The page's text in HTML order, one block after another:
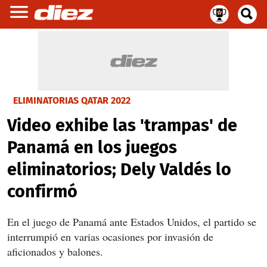
ELIMINATORIAS QATAR 2022
Video exhibe las 'trampas' de
Panamá en los juegos
eliminatorios; Dely Valdés lo
confirmó
En el juego de Panamá ante Estados Unidos, el partido se
interrumpió en varias ocasiones por invasión de
aficionados y balones.